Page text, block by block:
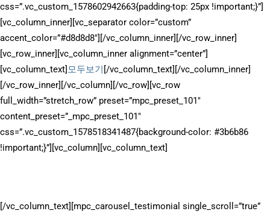
css=”.vc_custom_1578602942663{padding-top: 25px !important;}”]
[vc_column_inner][vc_separator color=”custom”
accent_color=”#d8d8d8″][/vc_column_inner][/vc_row_inner]
[vc_row_inner][vc_column_inner alignment=”center”]
[vc_column_text]모두보기 [/vc_column_text][/vc_column_inner]
[/vc_row_inner][/vc_column][/vc_row][vc_row
full_width=”stretch_row” preset=”mpc_preset_101″
content_preset=”_mpc_preset_101″
css=”.vc_custom_1578518341487{background-color: #3b6b86
!important;}”][vc_column][vc_column_text]
[/vc_column_text][mpc_carousel_testimonial single_scroll=”true”